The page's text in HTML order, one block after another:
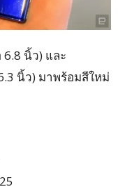
นิ้ว) และ
นิ้ว) มาพร้อมสีใหม่